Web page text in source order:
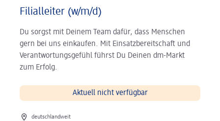
Filialleiter (w/m/d)
Du sorgst mit Deinem Team dafür, dass Menschen
gern bei uns einkaufen. Mit Einsatzbereitschaft und
Verantwortungsgefühl führst Du Deinen dm-Markt
zum Erfolg.
Aktuell nicht verfügbar
Ort der Stelle
deutschlandweit